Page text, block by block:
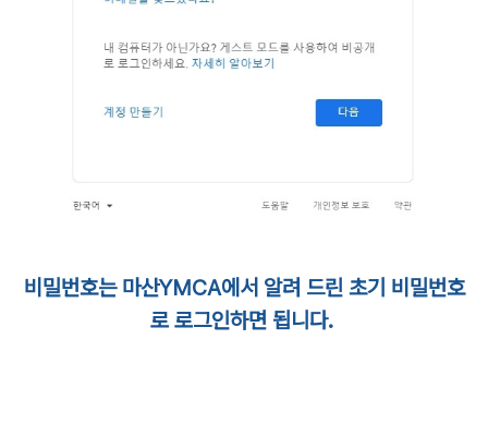
비밀번호는 마산YMCA에서 알려 드린 초기 비밀번호
로 로그인하면 됩니다.